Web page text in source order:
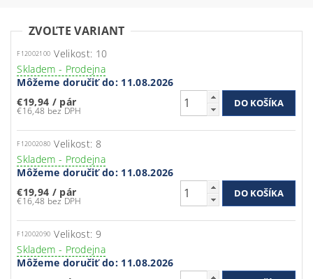
ZVOĽTE VARIANT
F12002100 Velikost: 10
Skladem - Prodejna
Môžeme doručiť do: 11.08.2026
€19,94 / pár
€16,48 bez DPH
F12002080 Velikost: 8
Skladem - Prodejna
Môžeme doručiť do: 11.08.2026
€19,94 / pár
€16,48 bez DPH
F12002090 Velikost: 9
Skladem - Prodejna
Môžeme doručiť do: 11.08.2026